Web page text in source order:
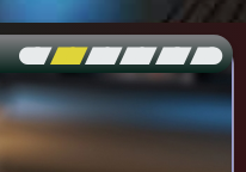
[\ \\ \\ \\ \\ \]